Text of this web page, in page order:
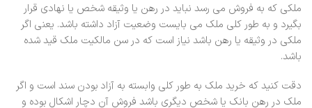
ملکی که به فروش می رسد نباید در رهن یا وثیقه شخص یا نهادی قرار
بگیرد و به طور کلی ملک می بایست وضعیت آزاد داشته باشد. یعنی اگر
ملکی در وثیقه یا رهن باشد نیاز است که در سن مالکیت ملک قید شده
باشد.
دقت کنید که خرید ملک به طور کلی وابسته به آزاد بودن سند است و اگر
ملک در رهن بانک یا شخص دیگری باشد فروش آن دچار اشکال بوده و